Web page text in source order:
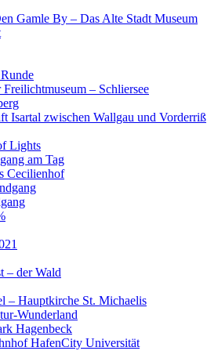
Gamle By – Das Alte Stadt Museum
– Schliersee
Isartal zwischen Wallgau und Vorderriß
Lights
am Tag
Cecilienhof
– der Wald
– Hauptkirche St. Michaelis
Wunderland
Hagenbeck
HafenCity Universität